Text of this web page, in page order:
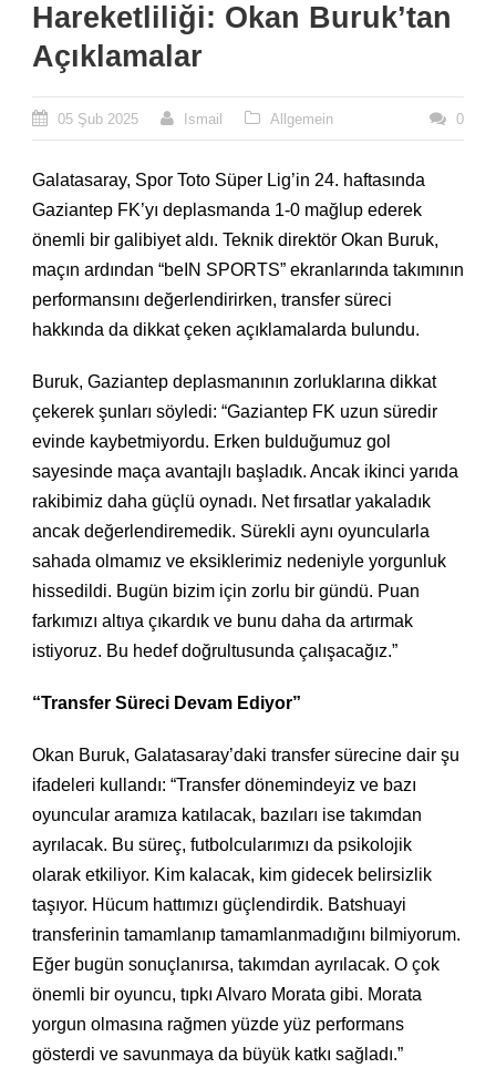
Hareketliliği: Okan Buruk’tan
Açıklamalar
05 Şub 2025 Ismail Allgemein 0
Galatasaray, Spor Toto Süper Lig’in 24. haftasında
Gaziantep FK’yı deplasmanda 1-0 mağlup ederek
önemli bir galibiyet aldı. Teknik direktör Okan Buruk,
maçın ardından “beIN SPORTS” ekranlarında takımının
performansını değerlendirirken, transfer süreci
hakkında da dikkat çeken açıklamalarda bulundu.
Buruk, Gaziantep deplasmanının zorluklarına dikkat
çekerek şunları söyledi: “Gaziantep FK uzun süredir
evinde kaybetmiyordu. Erken bulduğumuz gol
sayesinde maça avantajlı başladık. Ancak ikinci yarıda
rakibimiz daha güçlü oynadı. Net fırsatlar yakaladık
ancak değerlendiremedik. Sürekli aynı oyuncularla
sahada olmamız ve eksiklerimiz nedeniyle yorgunluk
hissedildi. Bugün bizim için zorlu bir gündü. Puan
farkımızı altıya çıkardık ve bunu daha da artırmak
istiyoruz. Bu hedef doğrultusunda çalışacağız.”
“Transfer Süreci Devam Ediyor”
Okan Buruk, Galatasaray’daki transfer sürecine dair şu
ifadeleri kullandı: “Transfer dönemindeyiz ve bazı
oyuncular aramıza katılacak, bazıları ise takımdan
ayrılacak. Bu süreç, futbolcularımızı da psikolojik
olarak etkiliyor. Kim kalacak, kim gidecek belirsizlik
taşıyor. Hücum hattımızı güçlendirdik. Batshuayi
transferinin tamamlanıp tamamlanmadığını bilmiyorum.
Eğer bugün sonuçlanırsa, takımdan ayrılacak. O çok
önemli bir oyuncu, tıpkı Alvaro Morata gibi. Morata
yorgun olmasına rağmen yüzde yüz performans
gösterdi ve savunmaya da büyük katkı sağladı.”